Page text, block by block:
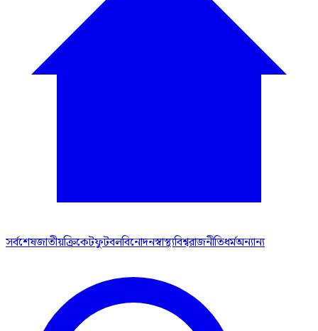
সর্বশেষজাতীয়ক্রিকেটফুটবলবিনোদনস্বাস্থ্যবিশ্বরাজনীতিধর্মঅন্যান্য